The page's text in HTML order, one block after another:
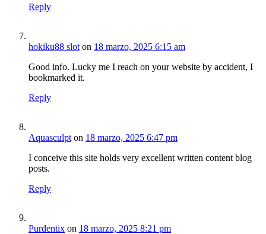
Reply
hokiku88 slot on 18 marzo, 2025 6:15 am
Good info. Lucky me I reach on your website by accident, I
bookmarked it.
Reply
Aquasculpt on 18 marzo, 2025 6:47 pm
I conceive this site holds very excellent written content blog
posts.
Reply
Purdentix on 18 marzo, 2025 8:21 pm